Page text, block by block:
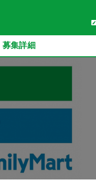
募集詳細